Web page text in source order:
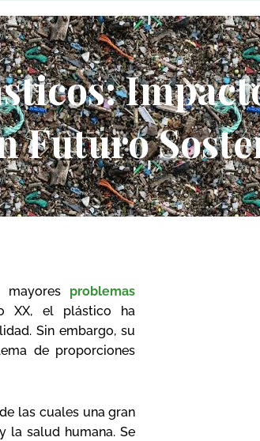
Futuro
problemas
XX, el plástico ha
Sin embargo, su
de proporciones
las cuales una gran
la salud humana. Se